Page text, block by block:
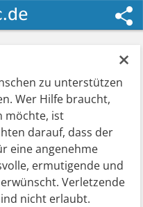
×
zu unterstützen
Wer Hilfe braucht,
möchte, ist
darauf, dass der
eine angenehme
ermutigende und
Verletzende
nicht erlaubt.